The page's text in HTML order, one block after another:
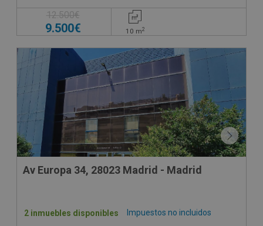
12.500€
9.500€ 10 m2
Av Europa 34, 28023 Madrid - Madrid
Impuestos no incluidos
2 inmuebles disponibles